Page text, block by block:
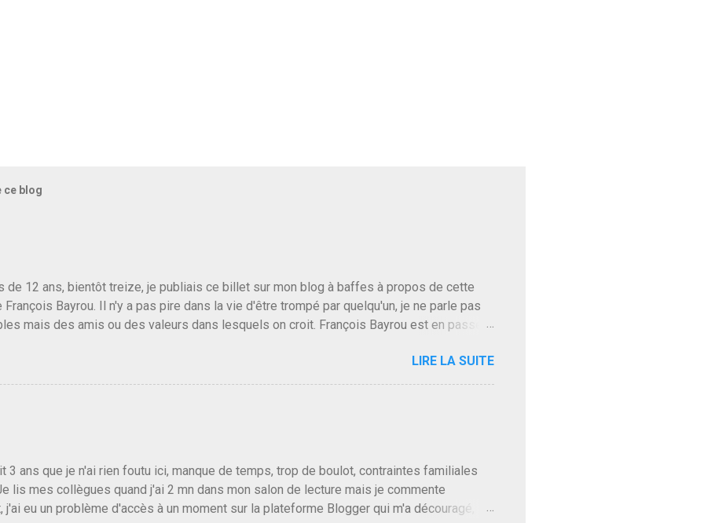
ce blog
de 12 ans, bientôt treize, je publiais ce billet sur mon blog à baffes à propos de cette
François Bayrou. Il n'y a pas pire dans la vie d'être trompé par quelqu'un, je ne parle pas
mais des amis ou des valeurs dans lesquels on croit. François Bayrou est en passe
de la droite molle plus proche de Sarkozy que de Hollande, sinon il serait candidat
de la gauche molle mais quand on écoutait ses discours critiques presque sincères
ou du Sénat. Ou assister au débarquement des américains en Normandie. Bayrou
LIRE LA SUITE
3 ans que je n'ai rien foutu ici, manque de temps, trop de boulot, contraintes familiales
lis mes collègues quand j'ai 2 mn dans mon salon de lecture mais je commente
j'ai eu un problème d'accès à un moment sur la plateforme Blogger qui m'a découragé,